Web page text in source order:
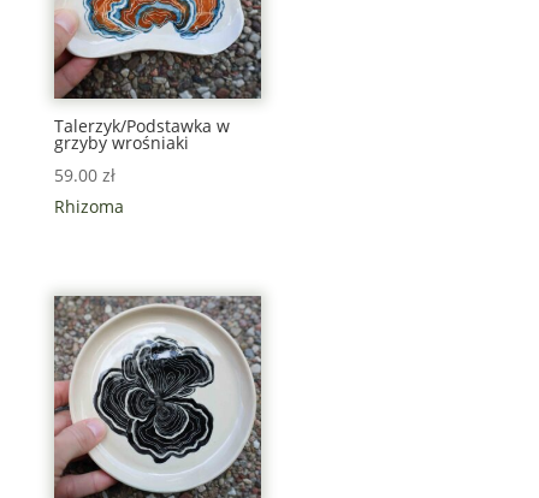
Talerzyk/Podstawka w
grzyby wrośniaki
59.00 zł
Rhizoma